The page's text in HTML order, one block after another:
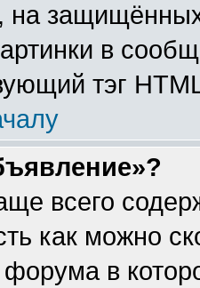
на
в
тэг
всего
как можно
в